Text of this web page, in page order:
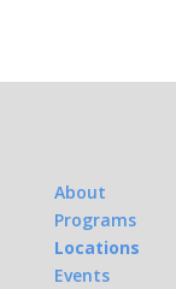
About
Programs
Locations
Events